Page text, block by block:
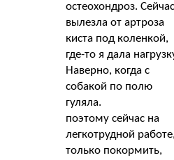
остеохондроз. Сейчас
вылезла от артроза
киста под коленкой,
где-то я дала
Наверно, когда с
собакой по полю
гуляла.
поэтому сейчас на
легкотрудной
только покормить,